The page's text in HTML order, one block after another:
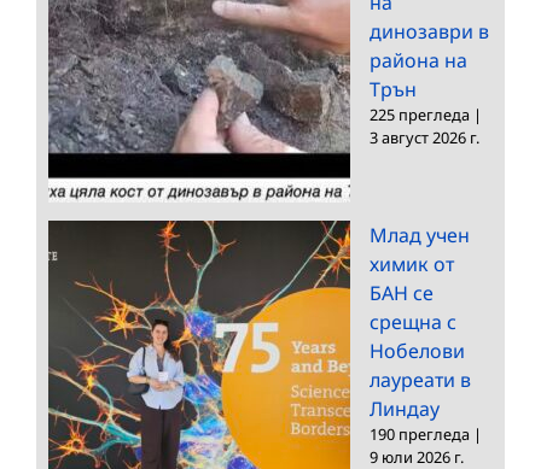
динозаври в
района на
Трън
225 прегледа |
3 август 2026 г.
Млад учен
химик от
БАН се
срещна с
Нобелови
лауреати в
Линдау
190 прегледа |
9 юли 2026 г.